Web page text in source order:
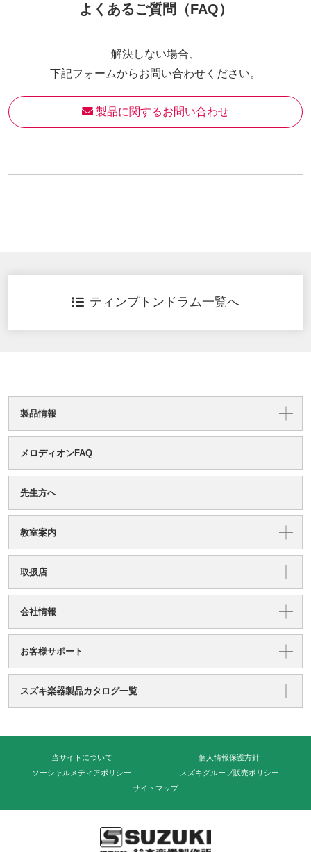
よくあるご質問（FAQ）
解決しない場合、
下記フォームからお問い合わせください。
製品に関するお問い合わせ
ティンプトンドラム一覧へ
製品情報
メロディオンFAQ
先生方へ
教室案内
取扱店
会社情報
お客様サポート
スズキ楽器製品カタログ一覧
当サイトについて
個人情報保護方針
ソーシャルメディアポリシー
スズキグループ販売ポリシー
サイトマップ